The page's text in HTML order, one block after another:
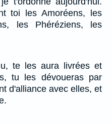
toi les Amoréens, les
les Phéréziens, les
te les aura livrées et
tu les dévoueras par
d'alliance avec elles, et